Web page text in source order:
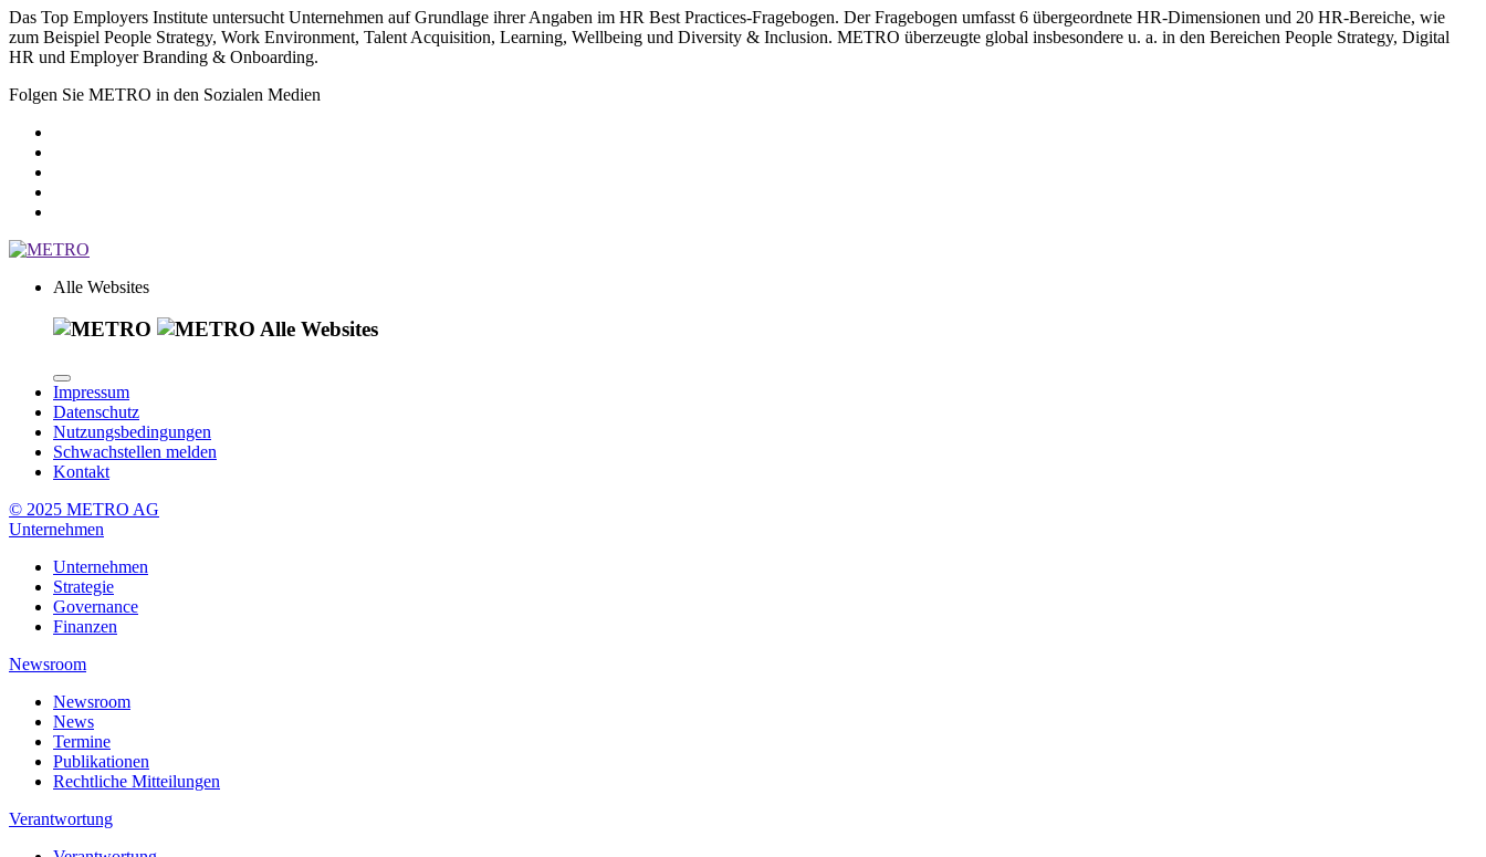
Das Top Employers Institute untersucht Unternehmen auf Grundlage ihrer Angaben im HR Best Practices-Fragebogen. Der Fragebogen umfasst 6 übergeordnete HR-Dimensionen und 20 HR-Bereiche, wie
zum Beispiel People Strategy, Work Environment, Talent Acquisition, Learning, Wellbeing und Diversity & Inclusion. METRO überzeugte global insbesondere u. a. in den Bereichen People Strategy, Digital
HR und Employer Branding & Onboarding.
Folgen Sie METRO in den Sozialen Medien
Alle Websites
Alle Websites
Impressum
Datenschutz
Nutzungsbedingungen
Schwachstellen melden
Kontakt
© 2025 METRO AG
Unternehmen
Unternehmen
Strategie
Governance
Finanzen
Newsroom
Newsroom
News
Termine
Publikationen
Rechtliche Mitteilungen
Verantwortung